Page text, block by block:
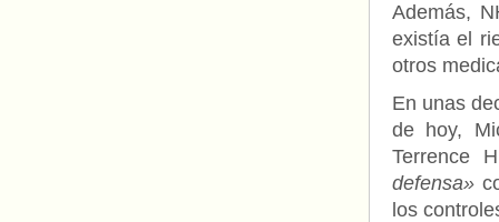
Además,
existía el
otros
En unas
de hoy,
Terrence
defensa»
los